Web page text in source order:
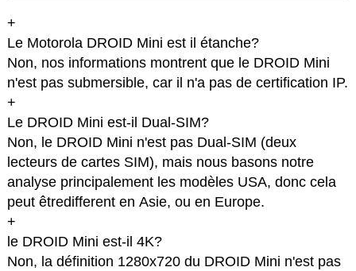
+
Le Motorola DROID Mini est il étanche?
Non, nos informations montrent que le DROID Mini
n'est pas submersible, car il n'a pas de certification IP.
+
Le DROID Mini est-il Dual-SIM?
Non, le DROID Mini n'est pas Dual-SIM (deux
lecteurs de cartes SIM), mais nous basons notre
analyse principalement les modèles USA, donc cela
peut êtredifferent en Asie, ou en Europe.
+
le DROID Mini est-il 4K?
Non, la définition 1280x720 du DROID Mini n'est pas